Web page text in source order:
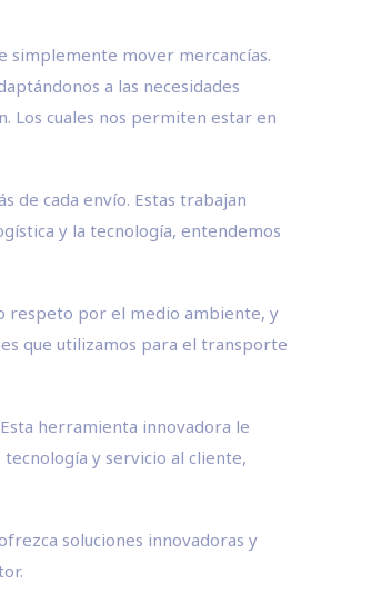
simplemente mover mercancías.
a las necesidades
Los cuales nos permiten estar en
de cada envío. Estas trabajan
y la tecnología, entendemos
respeto por el medio ambiente, y
que utilizamos para el transporte
herramienta innovadora le
y servicio al cliente,
soluciones innovadoras y